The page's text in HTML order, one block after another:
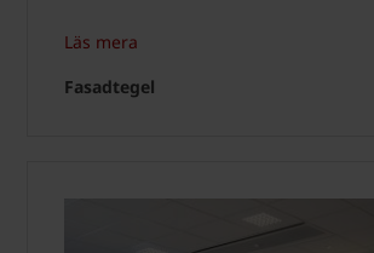
Läs mera
Fasadtegel